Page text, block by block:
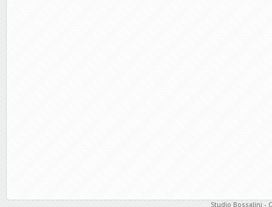
Studio Bossalini -